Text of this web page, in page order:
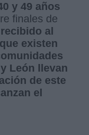
y 49 años
finales de
recibido al
existen
León llevan
de este
el